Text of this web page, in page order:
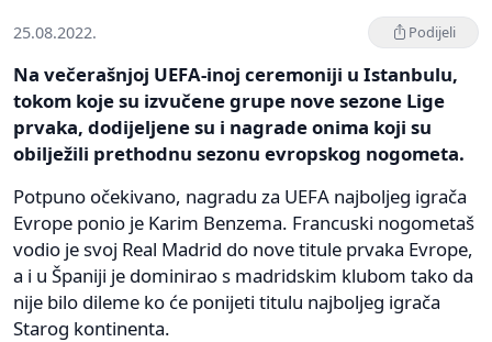
25.08.2022. Podijeli
Na večerašnjoj UEFA-inoj ceremoniji u Istanbulu,
tokom koje su izvučene grupe nove sezone Lige
prvaka, dodijeljene su i nagrade onima koji su
obilježili prethodnu sezonu evropskog nogometa.
Potpuno očekivano, nagradu za UEFA najboljeg igrača
Evrope ponio je Karim Benzema. Francuski nogometaš
vodio je svoj Real Madrid do nove titule prvaka Evrope,
a i u Španiji je dominirao s madridskim klubom tako da
nije bilo dileme ko će ponijeti titulu najboljeg igrača
Starog kontinenta.